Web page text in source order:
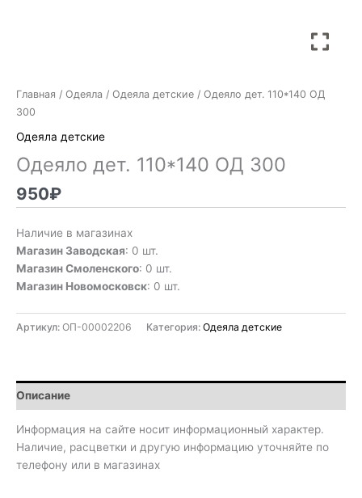
Главная / Одеяла / Одеяла детские / Одеяло дет. 110*140 ОД
300
Одеяла детские
Одеяло дет. 110*140 ОД 300
950₽
Наличие в магазинах
Магазин Заводская: 0 шт.
Магазин Смоленского: 0 шт.
Магазин Новомосковск: 0 шт.
Артикул: ОП-00002206 Категория: Одеяла детские
Описание
Информация на сайте носит информационный характер.
Наличие, расцветки и другую информацию уточняйте по
телефону или в магазинах